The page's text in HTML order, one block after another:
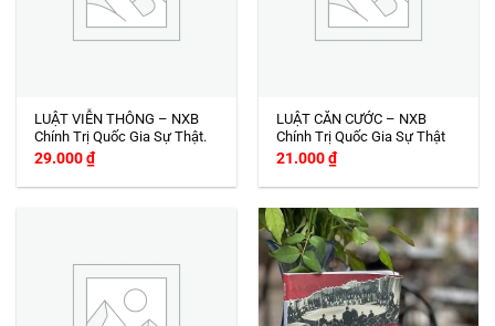
LUẬT VIỄN THÔNG – NXB
Chính Trị Quốc Gia Sự Thật.
29.000₫
LUẬT CĂN CƯỚC – NXB
Chính Trị Quốc Gia Sự Thật
21.000₫